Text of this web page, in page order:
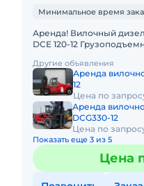
Минимальное время
Аренда! Вилочный дизельный Автопогрузчик Kalmar
DCE 120-12
Грузоподъемность
Другие объявления
Аренда
12
Цена по
Аренда
DCG330-12
Цена по
Показать еще 3 из 5
Цена